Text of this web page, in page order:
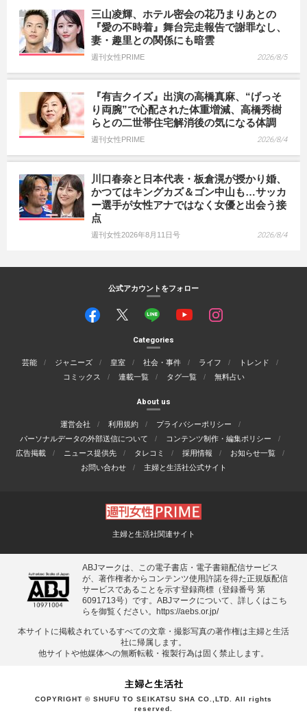
三山凌輝、ホテル密会の花乃まりあとの
『愛の不時着』舞台完走報告で謝罪なし、
妻・趣里との関係にも暗雲
週刊女性PRIME 2026/8/5
『有吉クイズ』出演の高橋真麻、“げっそ
り両腕”で心配された体重増減、高橋秀樹
らとの二世帯住宅解消後の気になる体調
週刊女性PRIME 2026/8/4
川口春奈と日本代表・板倉滉が授かり婚、
かつてはキングカズ＆ゴン中山も…サッカ
ー選手が女性アナではなく女優と出会う接
点
週刊女性2026年8月11日号 2026/8/4
公式アカウントをフォロー
Categories
芸能 ジャニーズ 皇室 社会・事件 ライフ
トレンド
コミックス
連載一覧 タグ一覧 無料占い
About us
運営会社 利用規約
プライバシーポリシー
パーソナルデータの外部送信について
コンテンツ制作・編集ポリシー
広告掲載
ニュース提供先 タレコミ 採用情報
お知らせ一覧
お問い合わせ
主婦と生活社公式サイト
主婦と生活社関連サイト
ABJマークは、この電子書店・電子書籍配信サービス
が、著作権者からコンテンツ使用許諾を得た正規版配信
サービスであることを示す登録商標（登録番号 第
6091713号）です。ABJマークについて、詳しくはこち
らを御覧ください。
https://aebs.or.jp/
本サイトに掲載されているすべての⽂章・撮影写真の著作権は主婦と⽣活
社に帰属します。
他サイトや他媒体への無断転載・複製⾏為は固く禁⽌します。
COPYRIGHT © SHUFU TO SEIKATSU SHA CO.,LTD. All rights
reserved.